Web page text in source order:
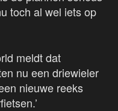
toch al wel iets op
meldt dat
nu een driewieler
nieuwe reeks